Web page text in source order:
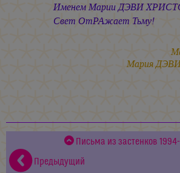
ИменемМарии ДЭВИ
Свет ОтРАжает Тьму!
Мария
Письма из застенков 1994-
Предыдущий